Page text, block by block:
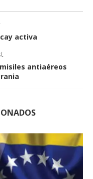
activa
antiaéreos